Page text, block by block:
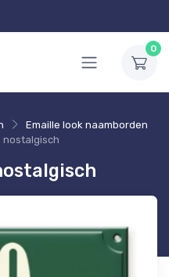
0
Emaille look naamborden
nostalgisch